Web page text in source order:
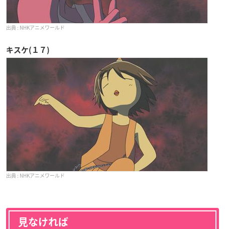
NHKアニメワールド
キスケ(１７)
NHKアニメワールド
見なければ